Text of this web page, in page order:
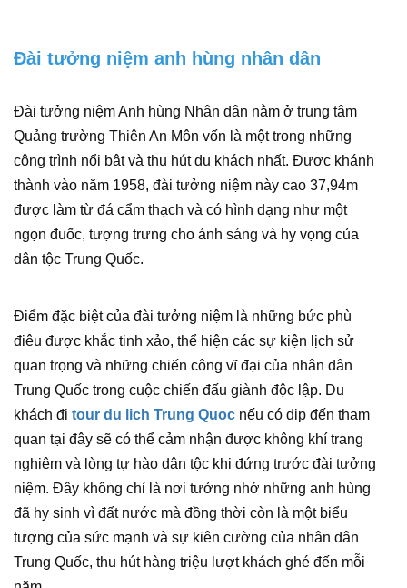
Đài tưởng niệm anh hùng nhân dân
Đài tưởng niệm Anh hùng Nhân dân nằm ở trung tâm
Quảng trường Thiên An Môn vốn là một trong những
công trình nổi bật và thu hút du khách nhất. Được khánh
thành vào năm 1958, đài tưởng niệm này cao 37,94m
được làm từ đá cẩm thạch và có hình dạng như một
ngọn đuốc, tượng trưng cho ánh sáng và hy vọng của
dân tộc Trung Quốc.
Điểm đặc biệt của đài tưởng niệm là những bức phù
điêu được khắc tinh xảo, thể hiện các sự kiện lịch sử
quan trọng và những chiến công vĩ đại của nhân dân
Trung Quốc trong cuộc chiến đấu giành độc lập. Du
khách đi tour du lich Trung Quoc nếu có dịp đến tham
quan tại đây sẽ có thể cảm nhận được không khí trang
nghiêm và lòng tự hào dân tộc khi đứng trước đài tưởng
niệm. Đây không chỉ là nơi tưởng nhớ những anh hùng
đã hy sinh vì đất nước mà đồng thời còn là một biểu
tượng của sức mạnh và sự kiên cường của nhân dân
Trung Quốc, thu hút hàng triệu lượt khách ghé đến mỗi